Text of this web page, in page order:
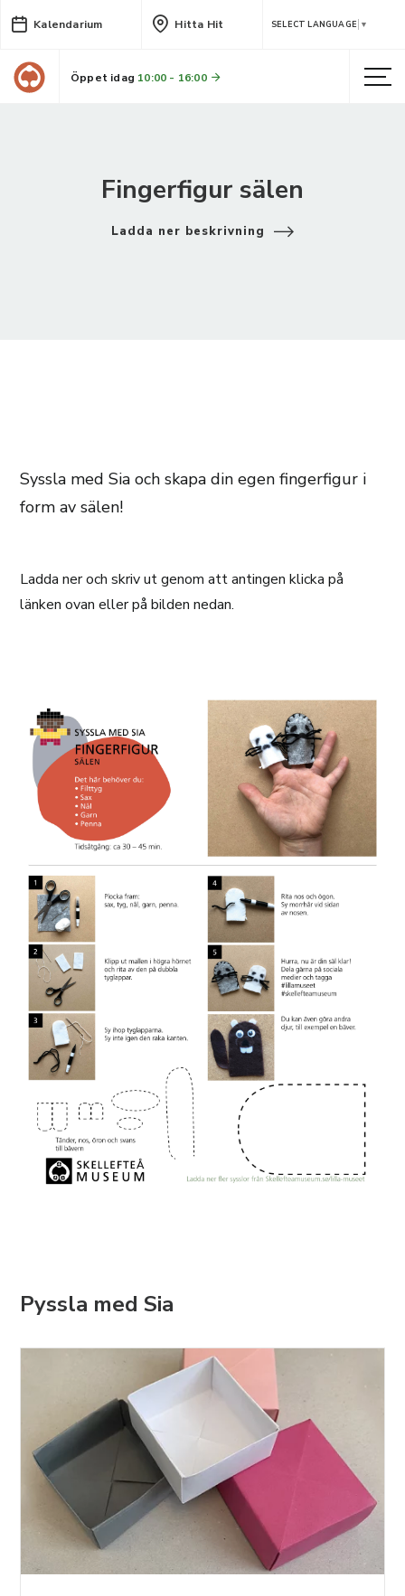
Kalendarium Hitta Hit SELECT LANGUAGE ▼
Öppet idag 10:00 - 16:00
Fingerfigur sälen
Ladda ner beskrivning
Syssla med Sia och skapa din egen fingerfigur i
form av sälen!
Ladda ner och skriv ut genom att antingen klicka på
länken ovan eller på bilden nedan.
Pyssla med Sia